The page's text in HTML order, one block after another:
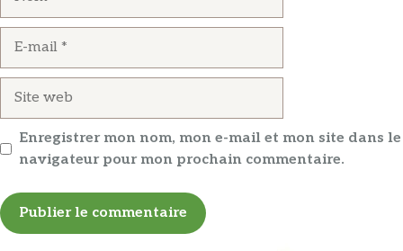
Enregistrer mon nom, mon e-mail et mon site dans le
navigateur pour mon prochain commentaire.